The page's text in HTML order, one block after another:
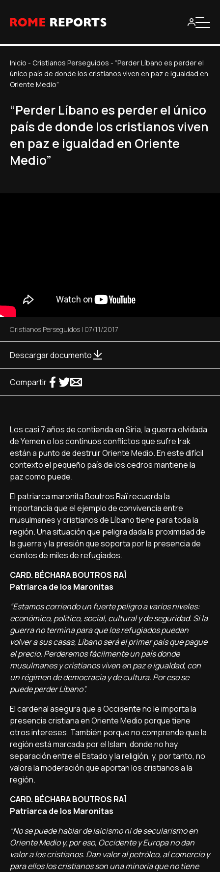
Inicio - Cristianos Perseguidos - “Perder Líbano es perder el
único país de donde los cristianos viven en paz e igualdad en
Oriente Medio”
“Perder Líbano es perder el único
país de donde los cristianos viven
en paz e igualdad en Oriente
Medio”
Cristianos Perseguidos | 07/11/2017
Descargar documento
Compartir
Los casi 7 años de contienda en Siria, la guerra olvidada
de Yemen o los continuos conflictos que sufre Irak
están a punto de destruir Oriente Medio. En este difícil
contexto el pequeño país de los cedros mantiene la
paz como puede.
El patriarca maronita Boutros Raï recuerda la
importancia que el ejemplo de convivencia entre
musulmanes y cristianos de Líbano tiene para toda la
región. Una situación que peligra dada la proximidad de
la guerra y la presión que soporta por la presencia de
cientos de miles de refugiados.
CARD. BÉCHARA BOUTROS RAÏ
Patriarca de los Maronitas
“Estamos corriendo un fuerte peligro a varios niveles:
económico, político, social, cultural y de seguridad. Si la
guerra no termina para que los refugiados puedan
volver a sus casas, Líbano será el primer país que pague
el precio. Perderemos fácilmente un país donde
musulmanes y cristianos viven en paz e igualdad, con
un régimen de democracia y de cultura. Por eso se
puede perder Líbano”.
El cardenal asegura que a Occidente no le importa la
presencia cristiana en Oriente Medio porque tiene
otros intereses. También porque no comprende que la
región está marcada por el Islam, donde no hay
separación entre el Estado y la religión, y, por tanto, no
valora la moderación que aportan los cristianos a la
región.
CARD. BÉCHARA BOUTROS RAÏ
Patriarca de los Maronitas
“No se puede hablar de laicismo ni de secularismo en
Oriente Medio y, por eso, Occidente y Europa no dan
valor a los cristianos. Dan valor al petróleo, al comercio y
para ellos los cristianos son una minoría que no tiene